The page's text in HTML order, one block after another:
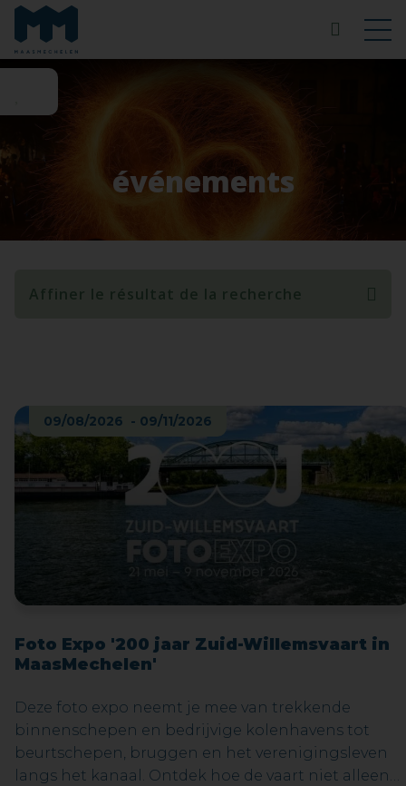
événements
Affiner le résultat de la recherche
09/08/2026 - 09/11/2026
Foto Expo '200 jaar Zuid-Willemsvaart in
MaasMechelen'
Deze foto expo neemt je mee van trekkende
binnenschepen en bedrijvige kolenhavens tot
beurtschepen, bruggen en het verenigingsleven
langs het kanaal. Ontdek hoe de vaart niet alleen